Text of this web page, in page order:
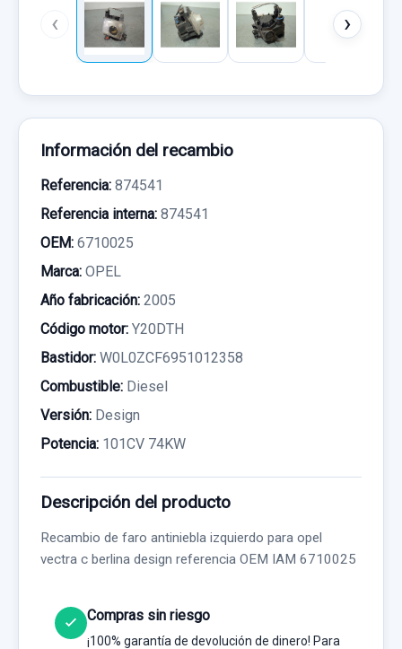
‹ ›
Información del recambio
Referencia: 874541
Referencia interna: 874541
OEM: 6710025
Marca: OPEL
Año fabricación: 2005
Código motor: Y20DTH
Bastidor: W0L0ZCF6951012358
Combustible: Diesel
Versión: Design
Potencia: 101CV 74KW
Descripción del producto
Recambio de faro antiniebla izquierdo para opel
vectra c berlina design referencia OEM IAM 6710025
Compras sin riesgo
¡100% garantía de devolución de dinero! Para